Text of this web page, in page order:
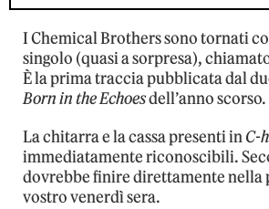
I Chemical Brothers sono tornati
singolo (quasi a sorpresa),
È la prima traccia pubblicata dal
Born in the Echoesdell’anno scorso.
La chitarra e la cassa presenti inC-
immediatamente riconoscibili.
dovrebbe finire direttamente nella
vostro venerdì sera.